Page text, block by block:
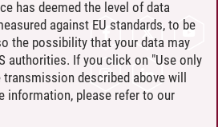
has deemed the level of data
against EU standards, to be
the possibility that your data may
authorities. If you click on "Use only
described above will
information, please refer to our